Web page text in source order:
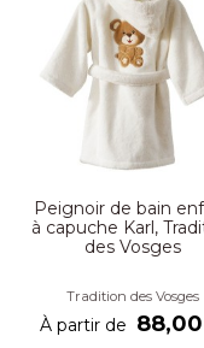
Peignoir de bain
à capuche Karl,
des Vosges
Tradition des Vosges
À partir de